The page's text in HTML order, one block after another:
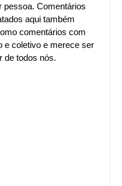
pessoa. Comentários
aqui também
comentários com
e coletivo e merece ser
de todos nós.